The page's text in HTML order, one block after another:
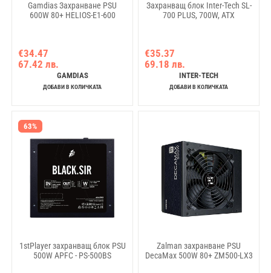
Gamdias Захранване PSU
600W 80+ HELIOS-E1-600
€34.47
67.42 лв.
GAMDIAS
ДОБАВИ В КОЛИЧКАТА
Захранващ блок Inter-Tech SL-
700 PLUS, 700W, ATX
€35.37
69.18 лв.
INTER-TECH
ДОБАВИ В КОЛИЧКАТА
1stPlayer захранващ блок PSU
500W APFC - PS-500BS
63%
Zalman захранване PSU
DecaMax 500W 80+ ZM500-LX3